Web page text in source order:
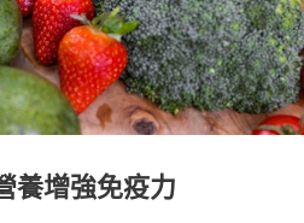
養增強免疫力